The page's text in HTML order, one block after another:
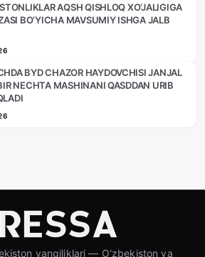
AQSH QISHLOQ XO‘JALIGIGA
BO‘YICHA MAVSUMIY ISHGA JALB
BYD CHAZOR HAYDOVCHISI JANJAL
NECHTA MASHINANI QASDDAN URIB
yangiliklari — O‘zbekiston va